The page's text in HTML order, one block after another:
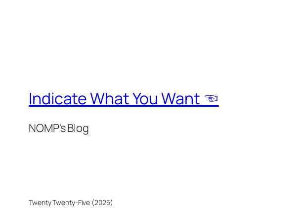
Indicate What You Want ☜
NOMP's Blog
Twenty Twenty-Five (2025)